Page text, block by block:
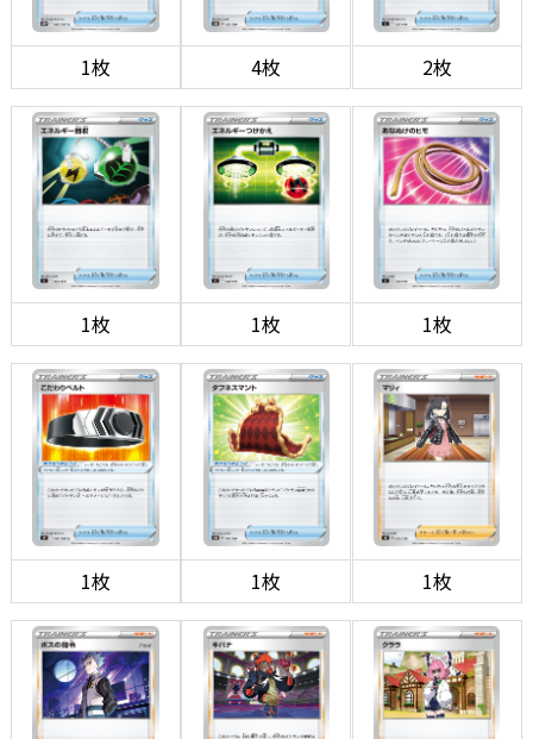
1枚 4枚 2枚
1枚 1枚 1枚
1枚 1枚 1枚